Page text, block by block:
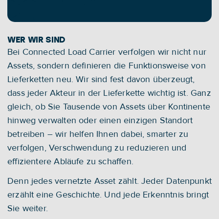
WER WIR SIND
Bei Connected Load Carrier verfolgen wir nicht nur
Assets, sondern definieren die Funktionsweise von
Lieferketten neu. Wir sind fest davon überzeugt,
dass jeder Akteur in der Lieferkette wichtig ist. Ganz
gleich, ob Sie Tausende von Assets über Kontinente
hinweg verwalten oder einen einzigen Standort
betreiben – wir helfen Ihnen dabei, smarter zu
verfolgen, Verschwendung zu reduzieren und
effizientere Abläufe zu schaffen.
Denn jedes vernetzte Asset zählt. Jeder Datenpunkt
erzählt eine Geschichte. Und jede Erkenntnis bringt
Sie weiter.